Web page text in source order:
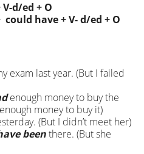
d/ed + O
have + V- d/ed + O
exam last year. (But I failed
enough money to buy the
money to buy it)
(But I didn’t meet her)
beenthere. (But she